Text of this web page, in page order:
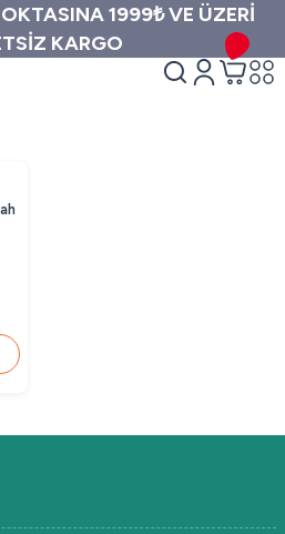
1999₺ VE ÜZERİ
KARGO